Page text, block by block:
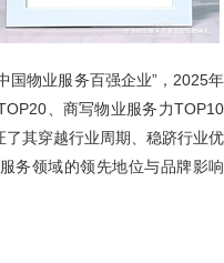
国物业服务百强企业”，2025年
、商写物业服务力TOP10
其穿越行业周期、稳跻行业优
务领域的领先地位与品牌影响